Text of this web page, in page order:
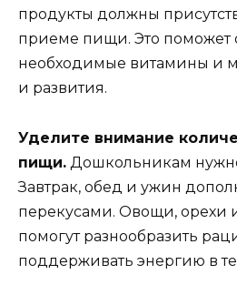
продукты должны
приеме пищи. Это поможет
необходимые витамины и
и развития.
Уделите внимание
пищи. Дошкольникам
Завтрак, обед и ужин
перекусами. Овощи, орехи
помогут разнообразить
поддерживать энергию в